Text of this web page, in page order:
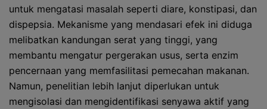
untuk mengatasi masalah seperti diare, konstipasi, dan
dispepsia. Mekanisme yang mendasari efek ini diduga
melibatkan kandungan serat yang tinggi, yang
membantu mengatur pergerakan usus, serta enzim
pencernaan yang memfasilitasi pemecahan makanan.
Namun, penelitian lebih lanjut diperlukan untuk
mengisolasi dan mengidentifikasi senyawa aktif yang